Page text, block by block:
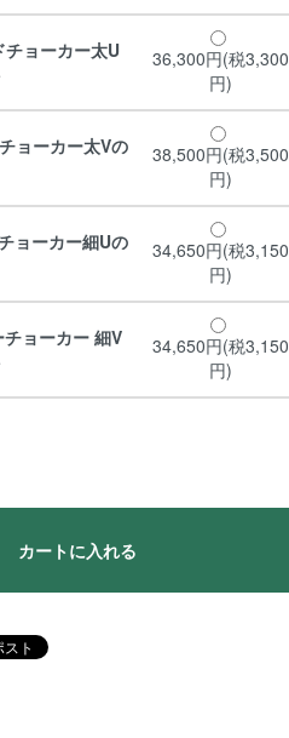
ョーカー太U
36,300円(税3,300
円)
ョーカー太Vの
38,500円(税3,500
円)
ョーカー細Uの
34,650円(税3,150
円)
ョーカー 細V
34,650円(税3,150
円)
カートに入れる